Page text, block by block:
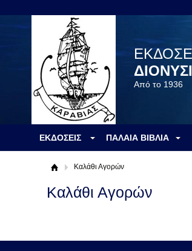
Από το 1936
ΕΚΔΟΣΕΙΣ ΠΑΛΑΙΑ ΒΙΒΛΙΑ
Καλάθι Αγορών
Καλάθι Αγορών